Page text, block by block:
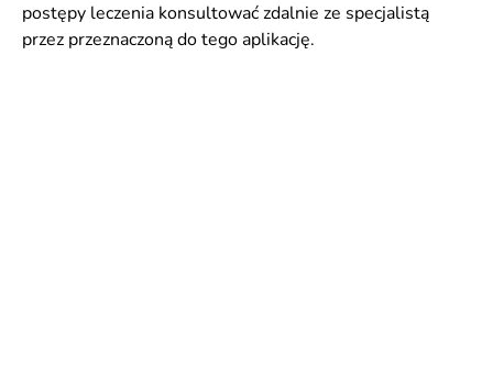
postępy leczenia konsultować zdalnie ze specjalistą
przez przeznaczoną do tego aplikację.